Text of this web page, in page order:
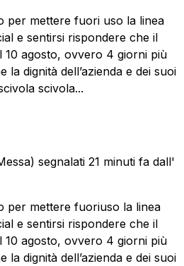
per mettere fuori uso la linea
e sentirsi rispondere che il
agosto, ovvero 4 giorni più
la dignità dell’azienda e dei suoi
scivola...
segnalati 21 minuti fa dall'
per mettere fuoriuso la linea
e sentirsi rispondere che il
agosto, ovvero 4 giorni più
la dignità dell’azienda e dei suoi